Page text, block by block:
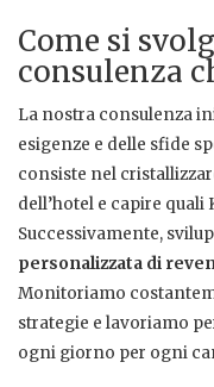
Come si
consulenza
La nostra consulenza
esigenze e delle sfide
consiste nel
dell’hotel e capire
Successivamente,
personalizzata di
Monitoriamo
strategie e lavoriamo
ogni giorno per ogni